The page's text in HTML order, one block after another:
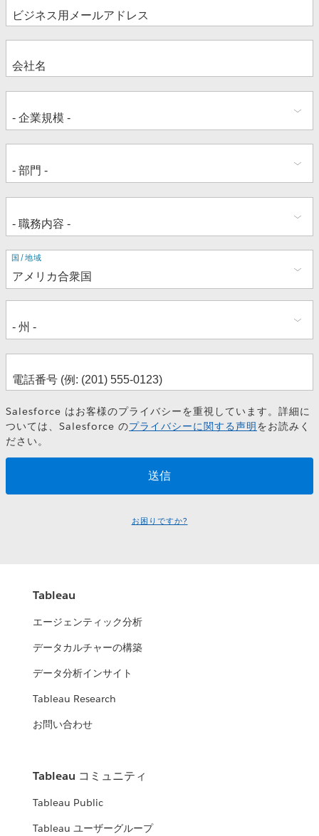
住
所
国/地域
Salesforce はお客様のプライバシーを重視しています。詳細に
ついては、Salesforce のプライバシーに関する声明をお読みく
ださい。
お困りですか?
Tableau
エージェンティック分析
データカルチャーの構築
データ分析インサイト
Tableau Research
お問い合わせ
Tableau コミュニティ
Tableau Public
Tableau ユーザーグループ